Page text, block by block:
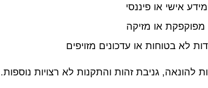
אישי או פיננסי
או מזיקה
לא בטוחות או עדכונים מזויפים
להונאה, גניבת זהות והתקנות לא רצויות נוספות.